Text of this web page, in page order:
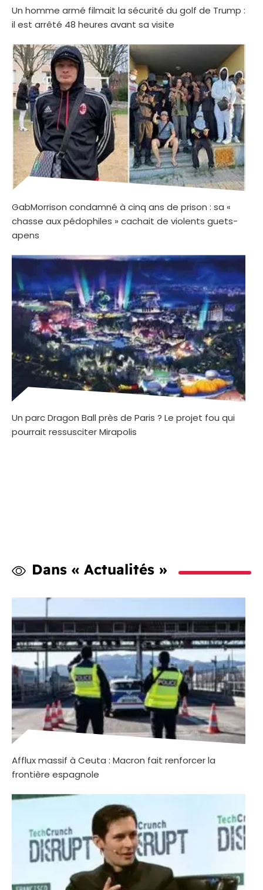
Un homme armé filmait la sécurité du golf de Trump :
il est arrêté 48 heures avant sa visite
GabMorrison condamné à cinq ans de prison : sa «
chasse aux pédophiles » cachait de violents guets-
apens
Un parc Dragon Ball près de Paris ? Le projet fou qui
pourrait ressusciter Mirapolis
Dans « Actualités »
Afflux massif à Ceuta : Macron fait renforcer la
frontière espagnole